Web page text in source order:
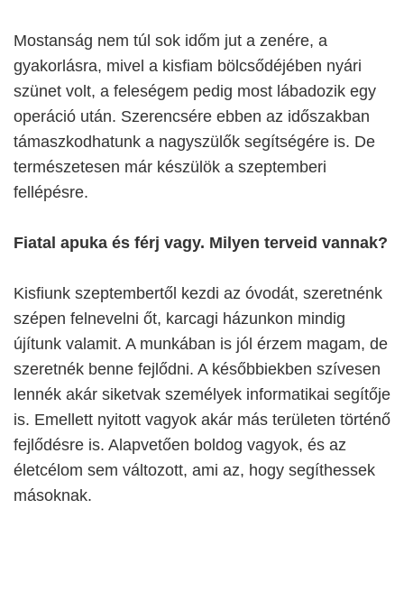
Mostanság nem túl sok időm jut a zenére, a
gyakorlásra, mivel a kisfiam bölcsődéjében nyári
szünet volt, a feleségem pedig most lábadozik egy
operáció után. Szerencsére ebben az időszakban
támaszkodhatunk a nagyszülők segítségére is. De
természetesen már készülök a szeptemberi
fellépésre.
Fiatal apuka és férj vagy. Milyen terveid vannak?
Kisfiunk szeptembertől kezdi az óvodát, szeretnénk
szépen felnevelni őt, karcagi házunkon mindig
újítunk valamit. A munkában is jól érzem magam, de
szeretnék benne fejlődni. A későbbiekben szívesen
lennék akár siketvak személyek informatikai segítője
is. Emellett nyitott vagyok akár más területen történő
fejlődésre is. Alapvetően boldog vagyok, és az
életcélom sem változott, ami az, hogy segíthessek
másoknak.